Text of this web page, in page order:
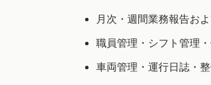
月次・週間業務報告お
職員管理・シフト管理
車両管理・運行日誌・